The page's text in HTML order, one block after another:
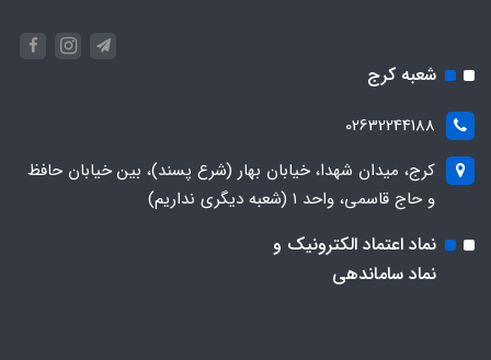
شعبه کرج
02632244188
کرج، میدان شهدا، خیابان بهار (شرع پسند)، بین خیابان حافظ
و حاج قاسمی، واحد ۱ (شعبه دیگری نداریم)
نماد اعتماد الکترونیک و
نماد ساماندهی